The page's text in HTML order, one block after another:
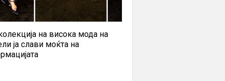
на висока мода на
ја слави моќта на